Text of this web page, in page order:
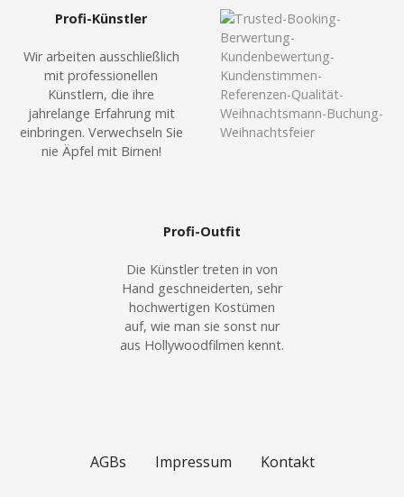
Profi-Künstler
Wir arbeiten ausschließlich
mit professionellen
Künstlern, die ihre
jahrelange Erfahrung mit
einbringen. Verwechseln Sie
nie Äpfel mit Birnen!
Profi-Outfit
Die Künstler treten in von
Hand geschneiderten, sehr
hochwertigen Kostümen
auf, wie man sie sonst nur
aus Hollywoodfilmen kennt.
AGBs Impressum Kontakt